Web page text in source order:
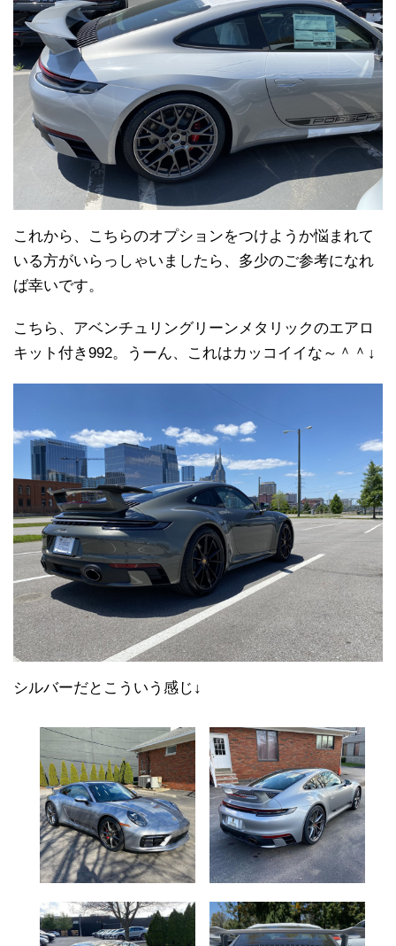
これから、こちらのオプションをつけようか悩まれて
いる方がいらっしゃいましたら、多少のご参考になれ
ば幸いです。
こちら、アベンチュリングリーンメタリックのエアロ
キット付き992。うーん、これはカッコイイな～＾＾↓
シルバーだとこういう感じ↓